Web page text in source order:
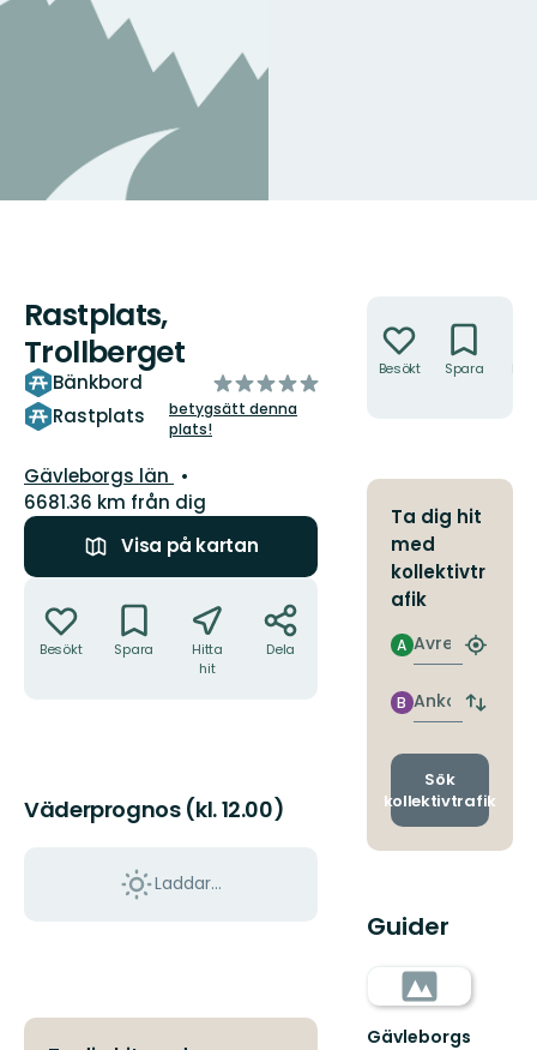
Rastplats,
Trollberget
Bänkbord
Rastplats
av
5
stjärnor
betygsätt denna
plats!
Län:
Gävleborgs län
6681.36 km från dig
Visa på kartan
Besökt Spara
Hitta
hit
Dela
Väderprognos (kl. 12.00)
Laddar...
Besökt Spara
Ta dig hit
med
kollektivtr
afik
Avresa
A
Hitta
Ankomst
B
Byt
och
Sök
kollektivtrafik
Guider
Gävleborgs